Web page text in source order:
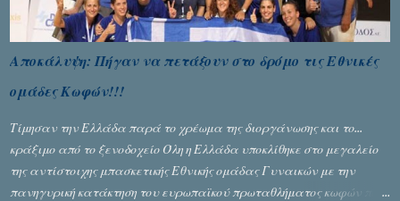
Αποκάλυψη: Πήγαν να πετάξουν στο δρόμο τις Εθνικές
ομάδες Κωφών!!!
Τίμησαν την Ελλάδα παρά το χρέωμα της διοργάνωσης και το...
κράξιμο από το ξενοδοχείο Όλη η Ελλάδα υποκλίθηκε στο μεγαλείο
της αντίστοιχης μπασκετικής Εθνικής ομάδας Γυναικών με την
πανηγυρική κατάκτηση του ευρωπαϊκού πρωταθλήματος κωφών που